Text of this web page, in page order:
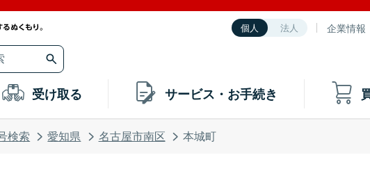
個人 法人 企業情報
受け取る サービス・お手続き
検索 愛知県 名古屋市南区 本城町